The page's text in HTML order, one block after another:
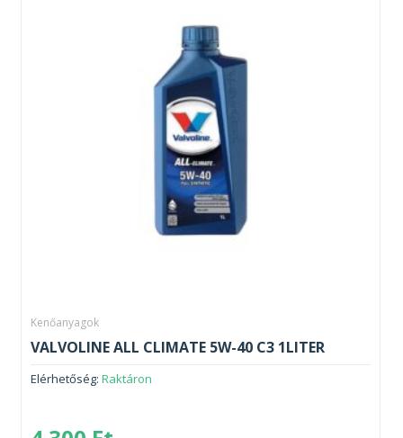
Kenőanyagok
VALVOLINE ALL CLIMATE 5W-40 C3 1LITER
Elérhetőség: Raktáron